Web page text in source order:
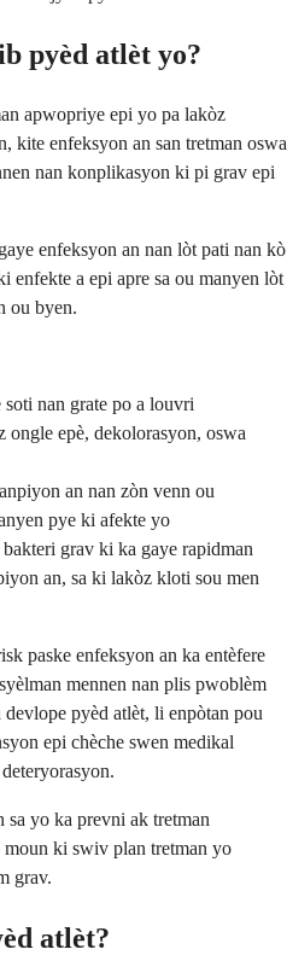
pyèd atlèt yo?
apwopriye epi yo pa lakòz
kite enfeksyon an san tretman oswa
nan konplikasyon ki pi grav epi
enfeksyon an nan lòt pati nan kò
enfekte a epi apre sa ou manyen lòt
ou byen.
nan grate po a louvri
ongle epè, dekolorasyon, oswa
an nan zòn venn ou
pye ki afekte yo
grav ki ka gaye rapidman
an, sa ki lakòz kloti sou men
paske enfeksyon an ka entèfere
mennen nan plis pwoblèm
pyèd atlèt, li enpòtan pou
epi chèche swen medikal
yo ka prevni ak tretman
ki swiv plan tretman yo
grav.
atlèt?